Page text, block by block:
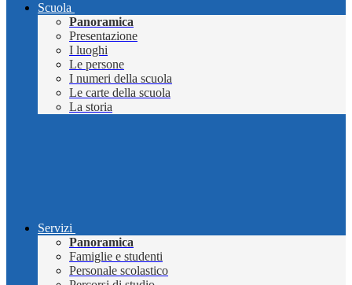
Scuola
Panoramica
Presentazione
I luoghi
Le persone
I numeri della scuola
Le carte della scuola
La storia
Servizi
Panoramica
Famiglie e studenti
Personale scolastico